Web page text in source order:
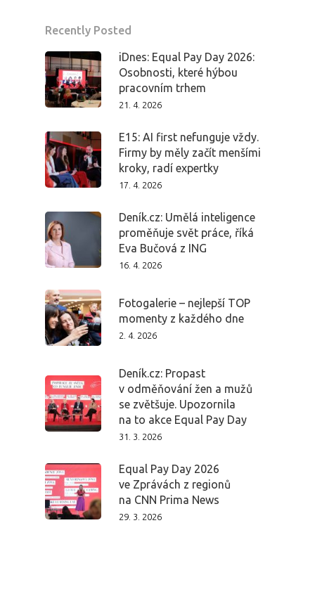
Recently Posted
iDnes: Equal Pay Day 2026:
Osobnosti, které hýbou
pracovním trhem
21. 4. 2026
E15: AI first nefunguje vždy.
Firmy by měly začít menšími
kroky, radí expertky
17. 4. 2026
Deník.cz: Umělá inteligence
proměňuje svět práce, říká
Eva Bučová z ING
16. 4. 2026
Fotogalerie – nejlepší TOP
momenty z každého dne
2. 4. 2026
Deník.cz: Propast
v odměňování žen a mužů
se zvětšuje. Upozornila
na to akce Equal Pay Day
31. 3. 2026
Equal Pay Day 2026
ve Zprávách z regionů
na CNN Prima News
29. 3. 2026